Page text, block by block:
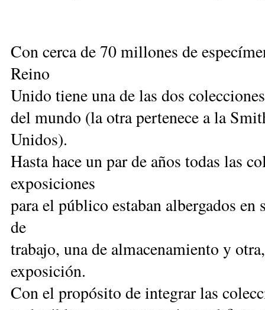
Con cerca de 70 millones de
Reino
Unido tiene una de las dos
del mundo (la otra pertenece a la
Unidos).
Hasta hace un par de años todas las
exposiciones
para el público estaban albergados
de
trabajo, una de almacenamiento y
exposición.
Con el propósito de integrar las